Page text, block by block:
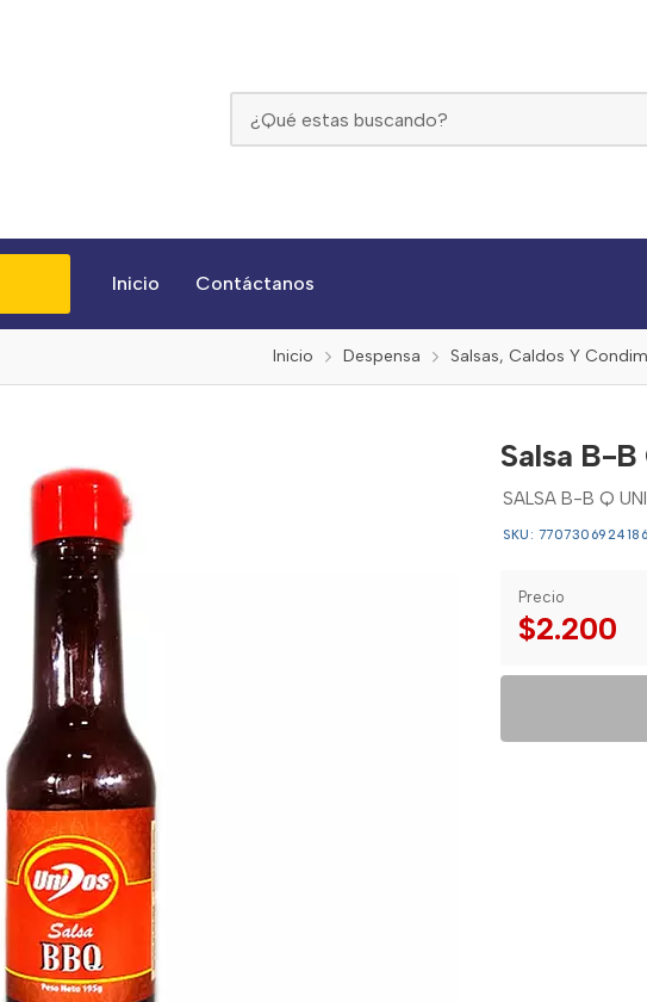
Inicio Contáctanos
Inicio Despensa Salsas, Caldos Y
Salsa B-B
SALSA B-B Q
SKU: 7707306924186
Precio
$2.200